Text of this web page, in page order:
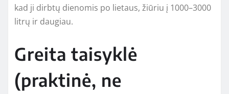
kad ji dirbtų dienomis po lietaus, žiūriu į 1000–3000
litrų ir daugiau.
Greita taisyklė
(praktinė, ne